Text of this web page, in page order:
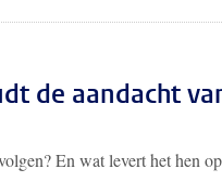
de aandacht
En wat levert het hen